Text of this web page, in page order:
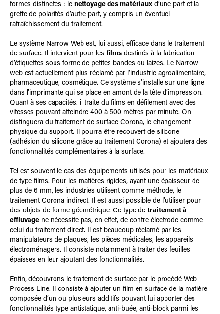
formes distinctes : le nettoyage des matériaux d’une part et la
greffe de polarités d’autre part, y compris un éventuel
rafraîchissement du traitement.
Le système Narrow Web est, lui aussi, efficace dans le traitement
de surface. Il intervient pour les films destinés à la fabrication
d’étiquettes sous forme de petites bandes ou laizes. Le Narrow
web est actuellement plus réclamé par l’industrie agroalimentaire,
pharmaceutique, cosmétique. Ce système s’installe sur une ligne
dans l’imprimante qui se place en amont de la tête d’impression.
Quant à ses capacités, il traite du films en défilement avec des
vitesses pouvant atteindre 400 à 500 mètres par minute. On
distinguera du traitement de surface Corona, le changement
physique du support. Il pourra être recouvert de silicone
(adhésion du silicone grâce au traitement Corona) et ajoutera des
fonctionnalités complémentaires à la surface.
Tel est souvent le cas des équipements utilisés pour les matériaux
de type films. Pour les matières rigides, ayant une épaisseur de
plus de 6 mm, les industries utilisent comme méthode, le
traitement Corona indirect. Il est aussi possible de l’utiliser pour
des objets de forme géométrique. Ce type de traitement à
effluvage ne nécessite pas, en effet, de contre électrode comme
celui du traitement direct. Il est beaucoup réclamé par les
manipulateurs de plaques, les pièces médicales, les appareils
électroménagers. Il consiste notamment à traiter des feuilles
épaisses en leur ajoutant des fonctionnalités.
Enfin, découvrons le traitement de surface par le procédé Web
Process Line. Il consiste à ajouter un film en surface de la matière
composée d’un ou plusieurs additifs pouvant lui apporter des
fonctionnalités type antistatique, anti-buée, anti-block parmi les